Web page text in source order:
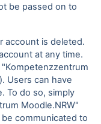
be passed on to
account is deleted.
at any time.
Users can have
To do so, simply
Moodle.NRW"
communicated to